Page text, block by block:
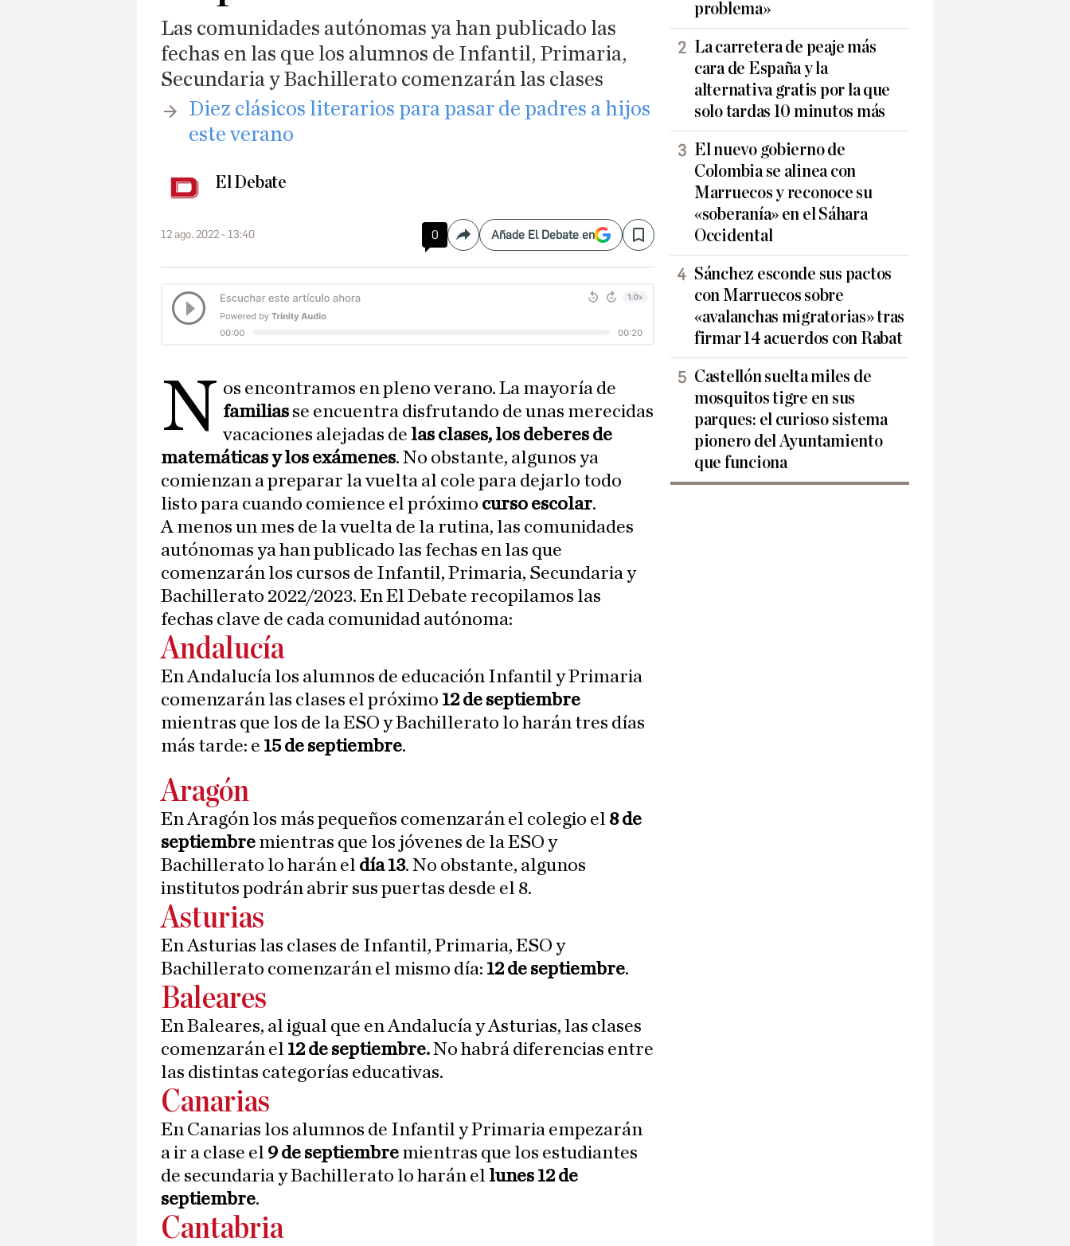
Las comunidades autónomas ya han publicado las
fechas en las que los alumnos de Infantil, Primaria,
Secundaria y Bachillerato comenzarán las clases
​Diez clásicos literarios para pasar de padres a hijos
este verano
El Debate
12 ago. 2022 - 13:40 0 CompartirAñade El Debate en Save
N os encontramos en pleno verano. La mayoría de
familias se encuentra disfrutando de unas merecidas
vacaciones alejadas de las clases, los deberes de
matemáticas y los exámenes. No obstante, algunos ya
comienzan a preparar la vuelta al cole para dejarlo todo
listo para cuando comience el próximo curso escolar.
A menos un mes de la vuelta de la rutina, las comunidades
autónomas ya han publicado las fechas en las que
comenzarán los cursos de Infantil, Primaria, Secundaria y
Bachillerato 2022/2023. En El Debate recopilamos las
fechas clave de cada comunidad autónoma:
Andalucía
En Andalucía los alumnos de educación Infantil y Primaria
comenzarán las clases el próximo 12 de septiembre
mientras que los de la ESO y Bachillerato lo harán tres días
más tarde: e 15 de septiembre.
Aragón
En Aragón los más pequeños comenzarán el colegio el 8 de
septiembre mientras que los jóvenes de la ESO y
Bachillerato lo harán el día 13. No obstante, algunos
institutos podrán abrir sus puertas desde el 8.
Asturias
En Asturias las clases de Infantil, Primaria, ESO y
Bachillerato comenzarán el mismo día: 12 de septiembre.
Baleares
En Baleares, al igual que en Andalucía y Asturias, las clases
comenzarán el 12 de septiembre.No habrá diferencias entre
las distintas categorías educativas.
Canarias
En Canarias los alumnos de Infantil y Primaria empezarán
a ir a clase el 9 de septiembre mientras que los estudiantes
de secundaria y Bachillerato lo harán el lunes 12 de
septiembre.
Cantabria
problema»
La carretera de peaje más
cara de España y la
alternativa gratis por la que
solo tardas 10 minutos más
El nuevo gobierno de
Colombia se alinea con
Marruecos y reconoce su
«soberanía» en el Sáhara
Occidental
Sánchez esconde sus pactos
con Marruecos sobre
«avalanchas migratorias» tras
firmar 14 acuerdos con Rabat
Castellón suelta miles de
mosquitos tigre en sus
parques: el curioso sistema
pionero del Ayuntamiento
que funciona